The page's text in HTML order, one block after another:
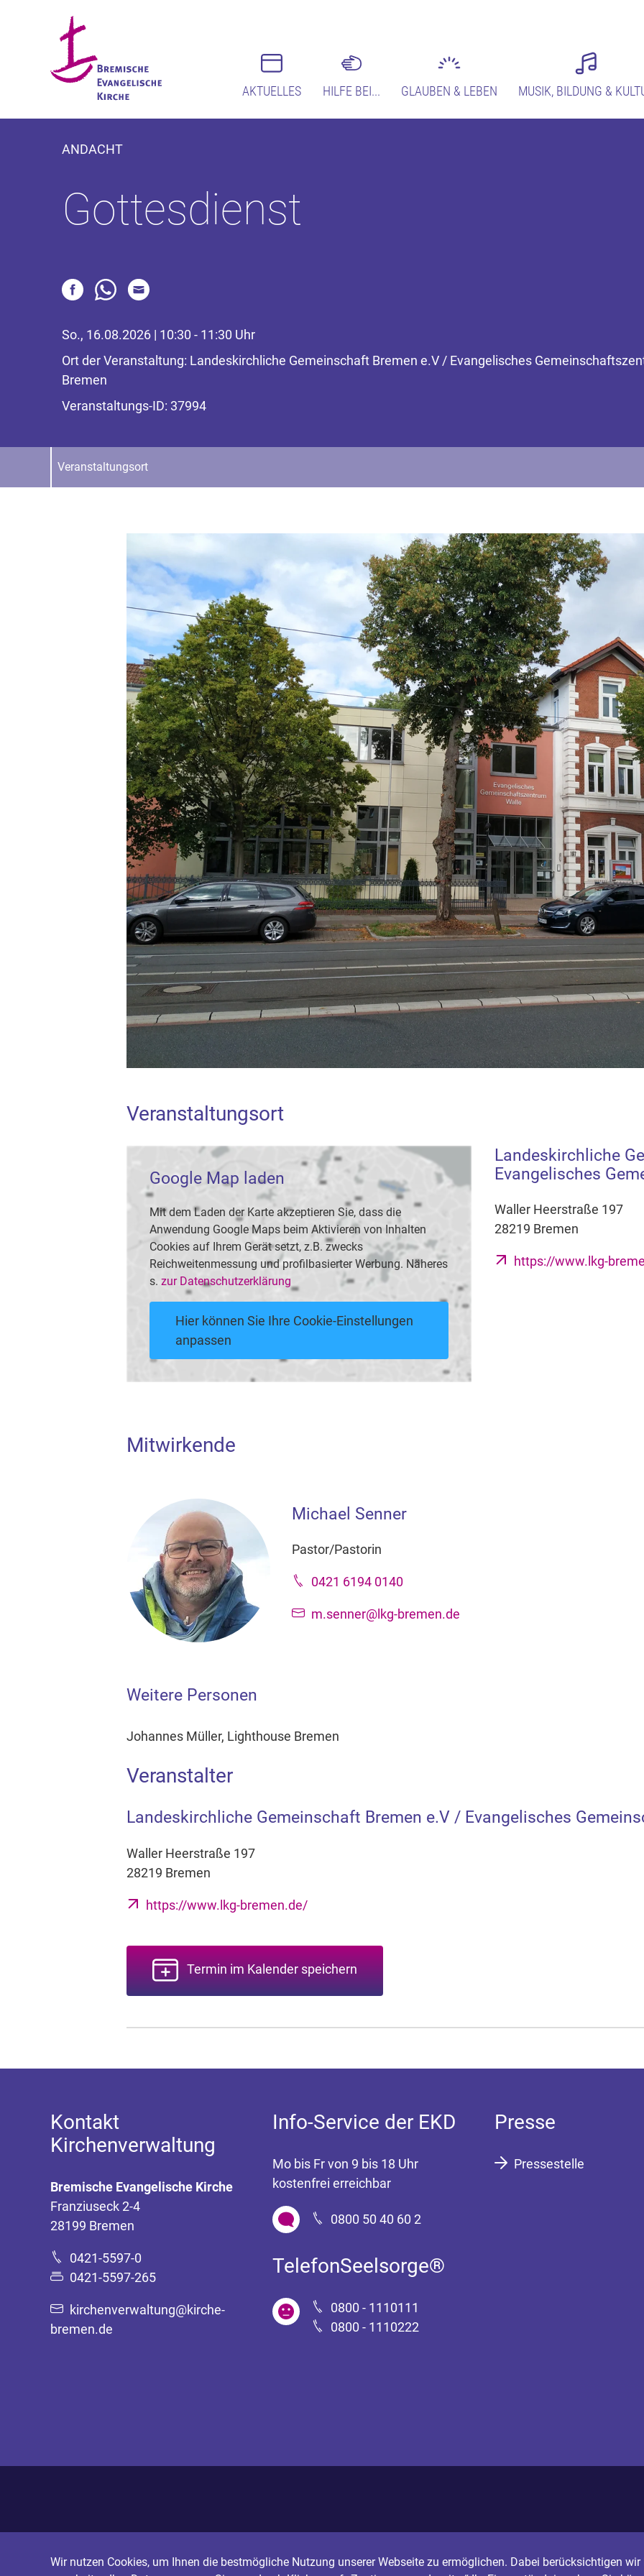
AKTUELLES HILFE BEI... GLAUBEN & LEBEN MUSIK, BILDUNG &
ANDACHT
Gottesdienst
So., 16.08.2026 | 10:30 - 11:30 Uhr
Ort der Veranstaltung: Landeskirchliche Gemeinschaft Bremen e.V / Evangelisches
Bremen
Veranstaltungs-ID: 37994
Veranstaltungsort
Veranstaltungsort
Google Map laden
Mit dem Laden der Karte akzeptieren Sie, dass die
Anwendung Google Maps beim Aktivieren von Inhalten
Cookies auf Ihrem Gerät setzt, z.B. zwecks
Reichweitenmessung und profilbasierter Werbung. Näheres
s. zur Datenschutzerklärung
Hier können Sie Ihre Cookie-Einstellungen
anpassen
Landeskirchliche
Evangelisches
Waller Heerstraße 197
28219 Bremen
https://www.lkg-
Mitwirkende
Michael Senner
Pastor/Pastorin
0421 6194 0140
m.senner@lkg-bremen.de
Weitere Personen
Johannes Müller, Lighthouse Bremen
Veranstalter
Landeskirchliche Gemeinschaft Bremen e.V / Evangelisches
Waller Heerstraße 197
28219 Bremen
https://www.lkg-bremen.de/
Termin im Kalender speichern
Kontakt
Kirchenverwaltung
Bremische Evangelische Kirche
Franziuseck 2-4
28199 Bremen
0421-5597-0
0421-5597-265
kirchenverwaltung@kirche-
bremen.de
Info-Service der EKD
Mo bis Fr von 9 bis 18 Uhr
kostenfrei erreichbar
0800 50 40 60 2
TelefonSeelsorge®
0800 - 1110111
0800 - 1110222
Presse
Pressestelle
Wir nutzen Cookies, um Ihnen die bestmögliche Nutzung unserer Webseite zu ermöglichen. Dabei berücksichtigen wir